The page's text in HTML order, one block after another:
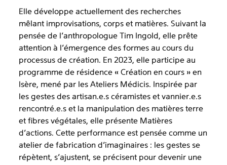
Elle développe actuellement des recherches
mêlant improvisations, corps et matières. Suivant la
pensée de l’anthropologue Tim Ingold, elle prête
attention à l’émergence des formes au cours du
processus de création. En 2023, elle participe au
programme de résidence « Création en cours » en
Isère, mené par les Ateliers Médicis. Inspirée par
les gestes des artisan.e.s céramistes et vannier.e.s
rencontré.e.s et la manipulation des matières terre
et fibres végétales, elle présente Matières
d’actions. Cette performance est pensée comme un
atelier de fabrication d’imaginaires : les gestes se
répètent, s'ajustent, se précisent pour devenir une